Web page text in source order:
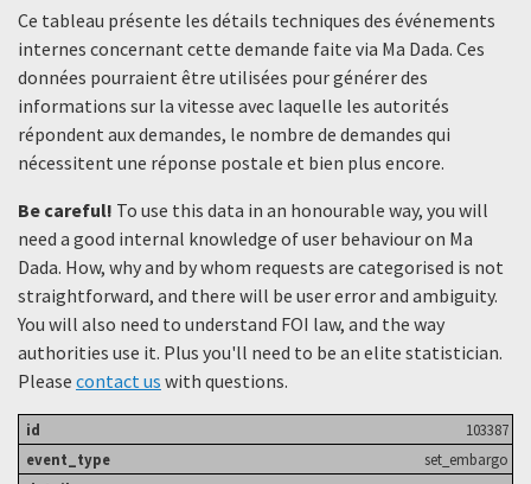
Ce tableau présente les détails techniques des événements
internes concernant cette demande faite via Ma Dada. Ces
données pourraient être utilisées pour générer des
informations sur la vitesse avec laquelle les autorités
répondent aux demandes, le nombre de demandes qui
nécessitent une réponse postale et bien plus encore.
Be careful! To use this data in an honourable way, you will
need a good internal knowledge of user behaviour on Ma
Dada. How, why and by whom requests are categorised is not
straightforward, and there will be user error and ambiguity.
You will also need to understand FOI law, and the way
authorities use it. Plus you'll need to be an elite statistician.
Please contact us with questions.
103387
set_embargo